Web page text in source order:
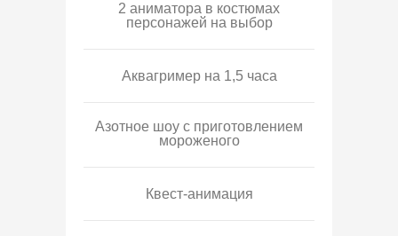
2 аниматора в костюмах
персонажей на выбор
Аквагример на 1,5 часа
Азотное шоу с приготовлением
мороженого
Квест-анимация